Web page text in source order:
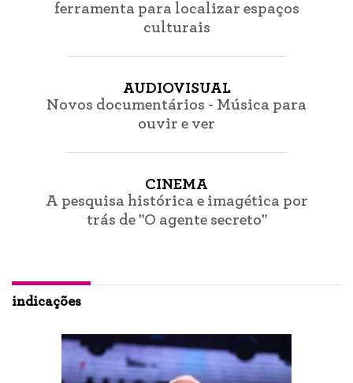
ferramenta para localizar espaços
culturais
AUDIOVISUAL
Novos documentários - Música para
ouvir e ver
CINEMA
A pesquisa histórica e imagética por
trás de "O agente secreto"
indicações